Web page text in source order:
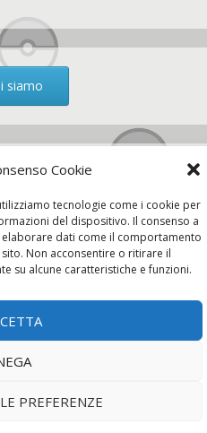
Cookie
tecnologie come i cookie per
del dispositivo. Il consenso a
dati come il comportamento
Non acconsentire o ritirare il
su alcune caratteristiche e funzioni.
PREFERENZE
siamo
Privacy Policy